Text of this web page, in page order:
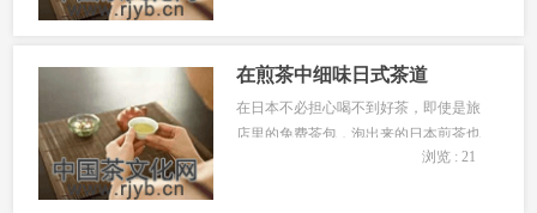
在煎茶中细味日式茶道
在日本不必担心喝不到好茶，即使是旅
店里的免费茶包，泡出来的日本煎茶也
一样甘冽清新。当然，如果能光顾专门
浏览 : 21